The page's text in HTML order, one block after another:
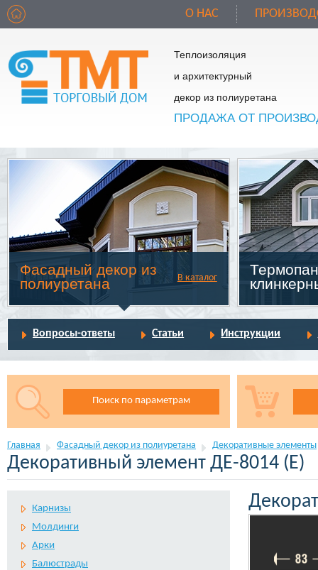
О НАС
Теплоизоляция
и архитектурный
декор из полиуретана
ПРОДАЖА ОТ
Фасадный декор из
полиуретана
В каталог
Вопросы-ответы Статьи Инструкции
Поиск по параметрам
Главная Фасадный декор из полиуретана Декоративные элементы
Декоративный элемент ДЕ-8014 (Е)
Карнизы
Молдинги
Арки
Балюстрады